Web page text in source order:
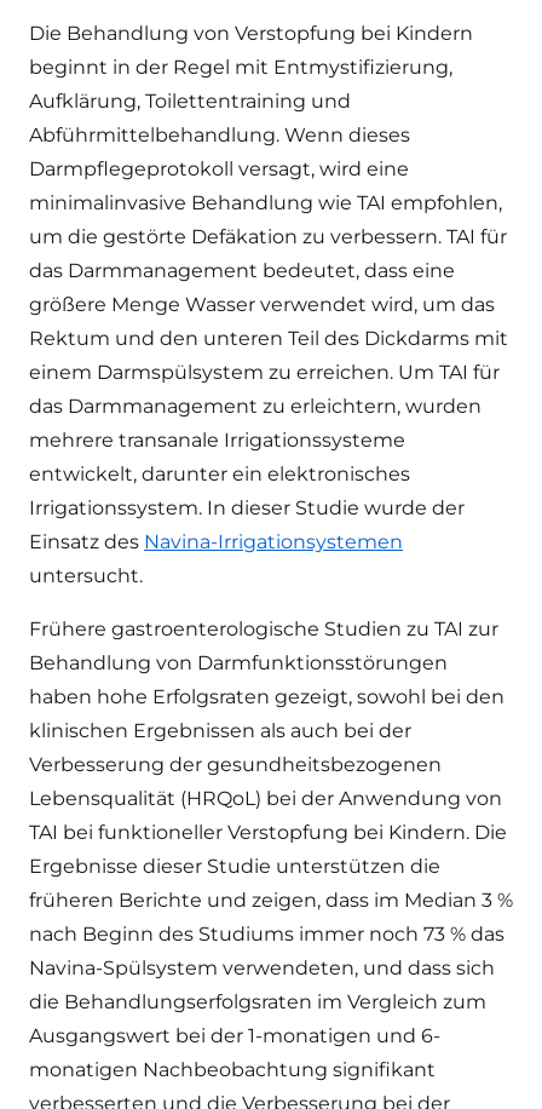
Die Behandlung von Verstopfung bei Kindern
beginnt in der Regel mit Entmystifizierung,
Aufklärung, Toilettentraining und
Abführmittelbehandlung. Wenn dieses
Darmpflegeprotokoll versagt, wird eine
minimalinvasive Behandlung wie TAI empfohlen,
um die gestörte Defäkation zu verbessern. TAI für
das Darmmanagement bedeutet, dass eine
größere Menge Wasser verwendet wird, um das
Rektum und den unteren Teil des Dickdarms mit
einem Darmspülsystem zu erreichen. Um TAI für
das Darmmanagement zu erleichtern, wurden
mehrere transanale Irrigationssysteme
entwickelt, darunter ein elektronisches
Irrigationssystem. In dieser Studie wurde der
Einsatz des Navina-Irrigationsystemen
untersucht.
Frühere gastroenterologische Studien zu TAI zur
Behandlung von Darmfunktionsstörungen
haben hohe Erfolgsraten gezeigt, sowohl bei den
klinischen Ergebnissen als auch bei der
Verbesserung der gesundheitsbezogenen
Lebensqualität (HRQoL) bei der Anwendung von
TAI bei funktioneller Verstopfung bei Kindern. Die
Ergebnisse dieser Studie unterstützen die
früheren Berichte und zeigen, dass im Median 3 %
nach Beginn des Studiums immer noch 73 % das
Navina-Spülsystem verwendeten, und dass sich
die Behandlungserfolgsraten im Vergleich zum
Ausgangswert bei der 1-monatigen und 6-
monatigen Nachbeobachtung signifikant
verbesserten und die Verbesserung bei der